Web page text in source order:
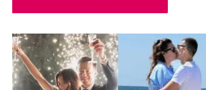
Soap Opera
Social News